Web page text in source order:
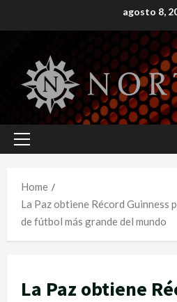
to
agosto 8,
Primary
Home
La Paz obtiene Récord Guinness
de fútbol más grande del mundo
La Paz obtiene